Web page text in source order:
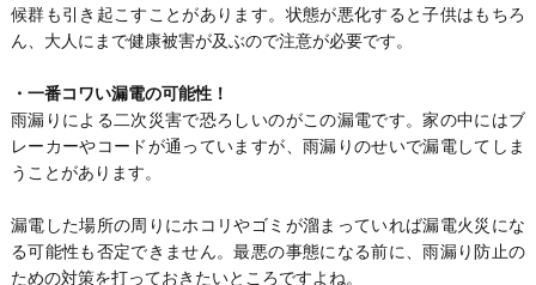
候群も引き起こすことがあります。状態が悪化すると子供はもちろ
ん、大人にまで健康被害が及ぶので注意が必要です。
・一番コワい漏電の可能性！
雨漏りによる二次災害で恐ろしいのがこの漏電です。家の中にはブ
レーカーやコードが通っていますが、雨漏りのせいで漏電してしま
うことがあります。
漏電した場所の周りにホコリやゴミが溜まっていれば漏電火災にな
る可能性も否定できません。最悪の事態になる前に、雨漏り防止の
ための対策を打っておきたいところですよね。